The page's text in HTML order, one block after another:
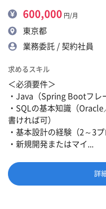
600,000 円/月
東京都
業務委託 / 契約社員
求めるスキル
＜必須要件＞
・Java（Spring Bootフレ
・SQLの基本知識（
書ければ可）
・基本設計の経験（2～3プ
・新規開発またはマイ...
詳